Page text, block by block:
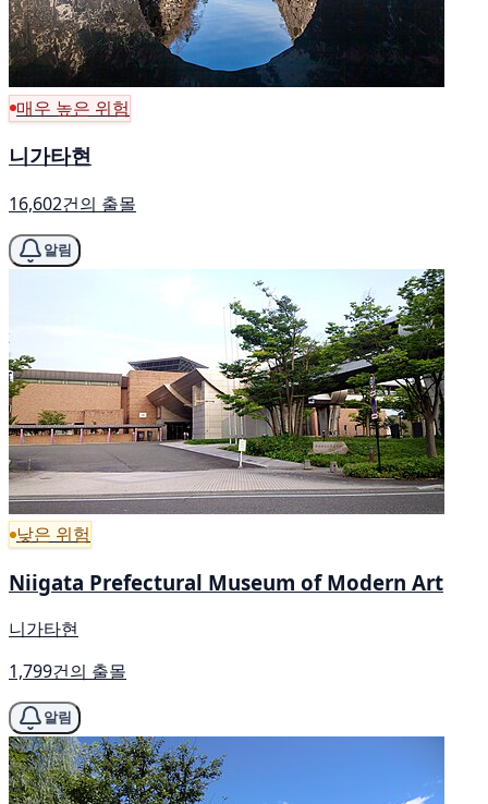
매우 높은 위험
니가타현
16,602건의 출몰
알림
낮은 위험
Niigata Prefectural Museum of Modern Art
니가타현
1,799건의 출몰
알림